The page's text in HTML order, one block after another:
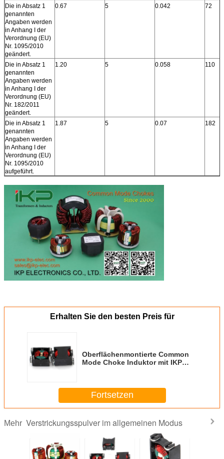
Die in Absatz 1
genannten
Angaben werden
in Anhang I der
Verordnung (EU)
Nr. 1095/2010
geändert.
0.67 5 0.042 72
Die in Absatz 1
genannten
Angaben werden
in Anhang I der
Verordnung (EU)
Nr. 182/2011
geändert.
1.20 5 0.058 110
Die in Absatz 1
genannten
Angaben werden
in Anhang I der
Verordnung (EU)
Nr. 1095/2010
aufgeführt.
1.87 5 0.07 182
Erhalten Sie den besten Preis für
Oberflächenmontierte Common
Mode Choke Induktor mit IKP
Fortsetzen
Mehr Verstrickungsspulver im allgemeinen Modus